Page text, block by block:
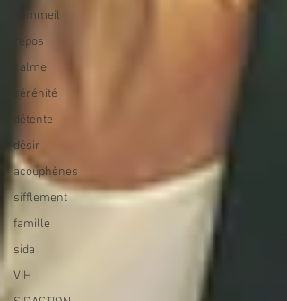
sommeil
repos
calme
sérénité
détente
désir
acouphènes
sifflement
famille
sida
VIH